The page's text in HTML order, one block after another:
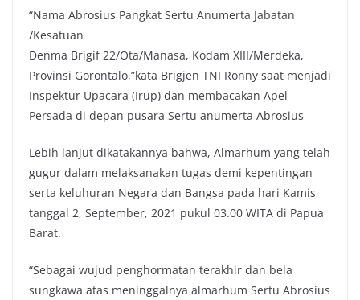
“Nama Abrosius Pangkat Sertu Anumerta Jabatan
/Kesatuan
Denma Brigif 22/Ota/Manasa, Kodam XIII/Merdeka,
Provinsi Gorontalo,”kata Brigjen TNI Ronny saat menjadi
Inspektur Upacara (Irup) dan membacakan Apel
Persada di depan pusara Sertu anumerta Abrosius
Lebih lanjut dikatakannya bahwa, Almarhum yang telah
gugur dalam melaksanakan tugas demi kepentingan
serta keluhuran Negara dan Bangsa pada hari Kamis
tanggal 2, September, 2021 pukul 03.00 WITA di Papua
Barat.
“Sebagai wujud penghormatan terakhir dan bela
sungkawa atas meninggalnya almarhum Sertu Abrosius